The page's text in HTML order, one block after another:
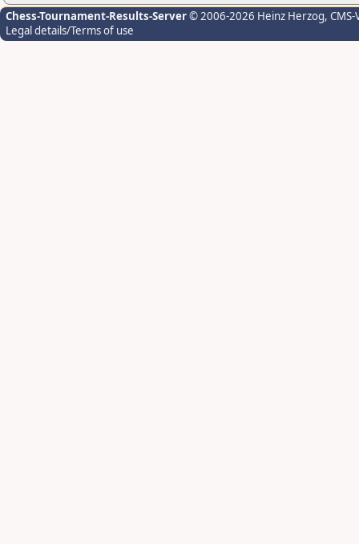
Chess-Tournament-Results-Server© 2006-2026 Heinz Herzog,
Legal details/Terms of use